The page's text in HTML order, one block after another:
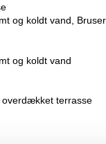
og koldt vand, Bruser
og koldt vand
overdækket terrasse